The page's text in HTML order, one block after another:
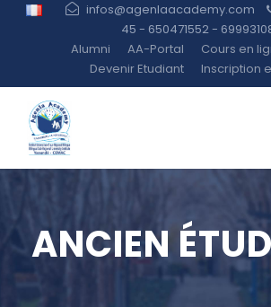
infos@agenlaacademy.com
45 - 650471552 -
Alumni
AA-Portal
Cours en
Devenir Etudiant
Inscription
ANCIEN